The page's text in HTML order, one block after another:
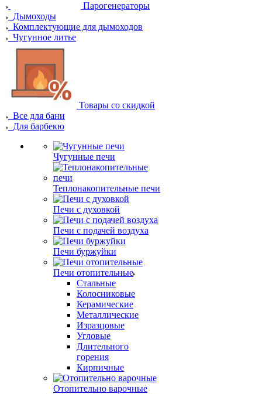
Парогенераторы
Дымоходы
Комплектующие для дымоходов
Чугунное литье
Товары со скидкой
Все для бани
Для барбекю
Чугунные печи
Теплонакопительные печи
Печи с духовкой
Печи с подачей воздуха
Печи буржуйки
Печи отопительные
Стальные
Колосниковые
Керамические
Металлические
Изразцовые
Угловые
Длительного
горения
Кирпичные
Отопительно варочные